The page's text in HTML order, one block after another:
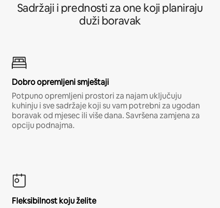
Sadržaji i prednosti za one koji planiraju
duži boravak
Dobro opremljeni smještaji
Potpuno opremljeni prostori za najam uključuju
kuhinju i sve sadržaje koji su vam potrebni za ugodan
boravak od mjesec ili više dana. Savršena zamjena za
opciju podnajma.
Fleksibilnost koju želite